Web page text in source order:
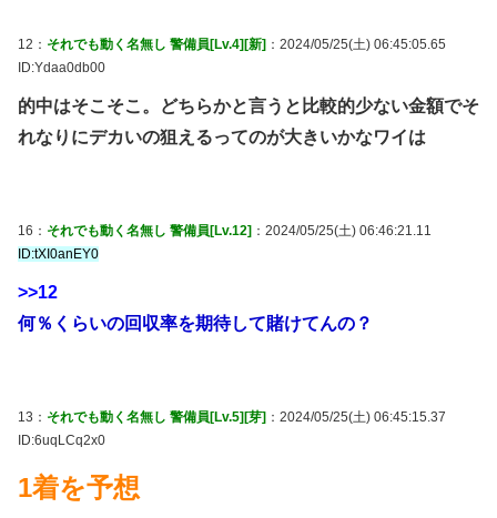
12： それでも動く名無し 警備員[Lv.4][新] ：2024/05/25(土) 06:45:05.65
ID:Ydaa0db00
的中はそこそこ。どちらかと言うと比較的少ない金額でそ
れなりにデカいの狙えるってのが大きいかなワイは
16： それでも動く名無し 警備員[Lv.12] ：2024/05/25(土) 06:46:21.11
ID:tXI0anEY0
>>12
何％くらいの回収率を期待して賭けてんの？
13： それでも動く名無し 警備員[Lv.5][芽] ：2024/05/25(土) 06:45:15.37
ID:6uqLCq2x0
1着を予想